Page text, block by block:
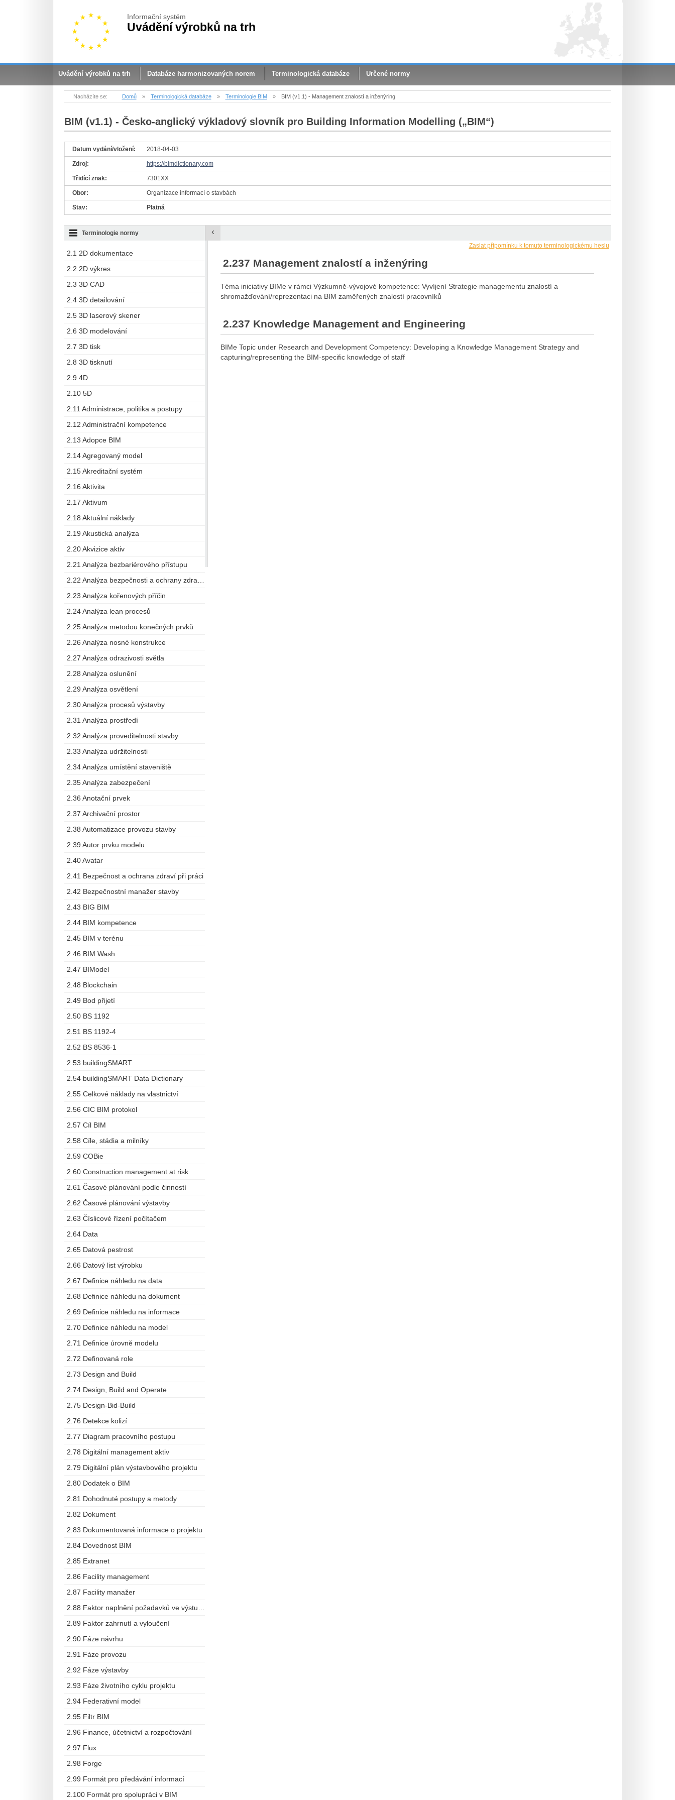
Informační systém
Uvádění výrobků na trh
Uvádění výrobků na trh Databáze harmonizovaných norem Terminologická databáze Určené normy
Nacházíte se: Domů » Terminologická databáze » Terminologie BIM » BIM (v1.1) - Management znalostí a inženýring
BIM (v1.1) - Česko-anglický výkladový slovník pro Building Information Modelling („BIM“)
Datum vydání/vložení: 2018-04-03
Zdroj: https://bimdictionary.com
Třidící znak: 7301XX
Obor: Organizace informací o stavbách
Stav: Platná
2.1 2D dokumentace
2.2 2D výkres
2.3 3D CAD
2.4 3D detailování
2.5 3D laserový skener
2.6 3D modelování
2.7 3D tisk
2.8 3D tisknutí
2.9 4D
2.10 5D
2.11 Administrace, politika a postupy
2.12 Administrační kompetence
2.13 Adopce BIM
2.14 Agregovaný model
2.15 Akreditační systém
2.16 Aktivita
2.17 Aktivum
2.18 Aktuální náklady
2.19 Akustická analýza
2.20 Akvizice aktiv
2.21 Analýza bezbariérového přístupu
2.23 Analýza kořenových příčin
2.24 Analýza lean procesů
2.25 Analýza metodou konečných prvků
2.26 Analýza nosné konstrukce
2.27 Analýza odrazivosti světla
2.28 Analýza oslunění
2.29 Analýza osvětlení
2.30 Analýza procesů výstavby
2.31 Analýza prostředí
2.32 Analýza proveditelnosti stavby
2.33 Analýza udržitelnosti
2.34 Analýza umístění staveniště
2.35 Analýza zabezpečení
2.36 Anotační prvek
2.37 Archivační prostor
2.38 Automatizace provozu stavby
2.39 Autor prvku modelu
2.40 Avatar
2.41 Bezpečnost a ochrana zdraví při práci
2.42 Bezpečnostní manažer stavby
2.43 BIG BIM
2.44 BIM kompetence
2.45 BIM v terénu
2.46 BIM Wash
2.47 BIModel
2.48 Blockchain
2.49 Bod přijetí
2.50 BS 1192
2.51 BS 1192-4
2.52 BS 8536-1
2.53 buildingSMART
2.54 buildingSMART Data Dictionary
2.55 Celkové náklady na vlastnictví
2.56 CIC BIM protokol
2.57 Cíl BIM
2.58 Cíle, stádia a milníky
2.59 COBie
2.60 Construction management at risk
2.61 Časové plánování podle činností
2.62 Časové plánování výstavby
2.63 Číslicové řízení počítačem
2.64 Data
2.65 Datová pestrost
2.66 Datový list výrobku
2.67 Definice náhledu na data
2.68 Definice náhledu na dokument
2.69 Definice náhledu na informace
2.70 Definice náhledu na model
2.71 Definice úrovně modelu
2.72 Definovaná role
2.73 Design and Build
2.74 Design, Build and Operate
2.75 Design-Bid-Build
2.76 Detekce kolizí
2.77 Diagram pracovního postupu
2.78 Digitální management aktiv
2.79 Digitální plán výstavbového projektu
2.80 Dodatek o BIM
2.81 Dohodnuté postupy a metody
2.82 Dokument
2.83 Dokumentovaná informace o projektu
2.84 Dovednost BIM
2.85 Extranet
2.86 Facility management
2.87 Facility manažer
2.89 Faktor zahrnutí a vyloučení
2.90 Fáze návrhu
2.91 Fáze provozu
2.92 Fáze výstavby
2.93 Fáze životního cyklu projektu
2.94 Federativní model
2.95 Filtr BIM
2.96 Finance, účetnictví a rozpočtování
2.97 Flux
2.98 Forge
2.99 Formát pro předávání informací
2.100 Formát pro spolupráci v BIM
Terminologie normy ‹
Zaslat připomínku k tomuto terminologickému heslu
2.237 Management znalostí a inženýring
Téma iniciativy BIMe v rámci Výzkumně-vývojové kompetence: Vyvíjení Strategie managementu znalostí a
shromažďování/reprezentaci na BIM zaměřených znalostí pracovníků
2.237 Knowledge Management and Engineering
BIMe Topic under Research and Development Competency: Developing a Knowledge Management Strategy and
capturing/representing the BIM-specific knowledge of staff